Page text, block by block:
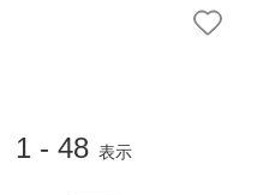
1 - 48 表示